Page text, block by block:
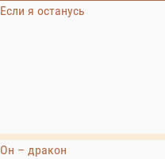
Если я останусь
Он – дракон